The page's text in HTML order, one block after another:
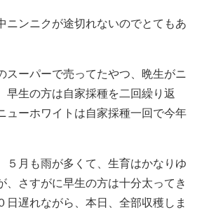
ニンニクが途切れないのでとてもあ
スーパーで売ってたやつ、晩生がニ
早生の方は自家採種を二回繰り返
ューホワイトは自家採種一回で今年
５月も雨が多くて、生育はかなりゆ
、さすがに早生の方は十分太ってき
日遅れながら、本日、全部収穫しま